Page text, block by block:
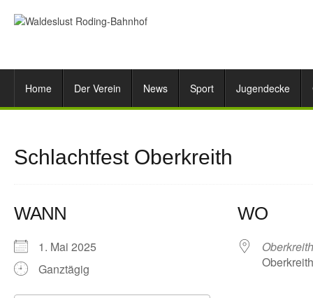
Home Der Verein News Sport Jugendecke
Schlachtfest Oberkreith
WANN
1. Mai 2025
Ganztägig
WO
Oberkreith